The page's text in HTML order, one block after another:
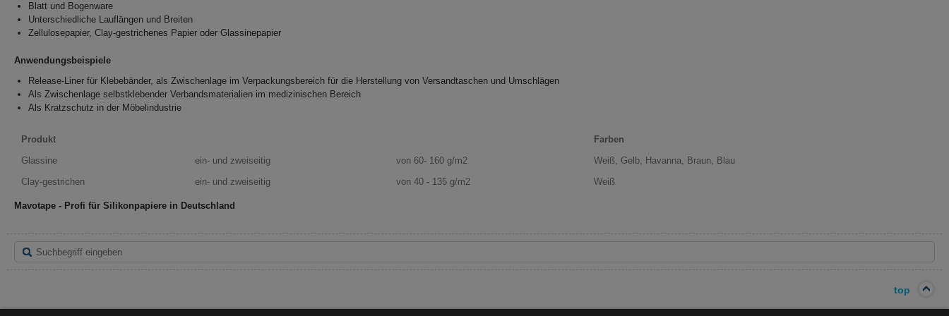
Blatt und Bogenware
Unterschiedliche Lauflängen und Breiten
Zellulosepapier, Clay-gestrichenes Papier oder Glassinepapier
Anwendungsbeispiele
Release-Liner für Klebebänder, als Zwischenlage im Verpackungsbereich für die Herstellung von Versandtaschen und Umschlägen
Als Zwischenlage selbstklebender Verbandsmaterialien im medizinischen Bereich
Als Kratzschutz in der Möbelindustrie
Produkt
Farben
Glassine
ein- und zweiseitig von 60- 160 g/m2
Weiß, Gelb, Havanna, Braun, Blau
Clay-gestrichen
ein- und zweiseitig von 40 - 135 g/m2 Weiß
Mavotape - Profi für Silikonpapiere in Deutschland
top